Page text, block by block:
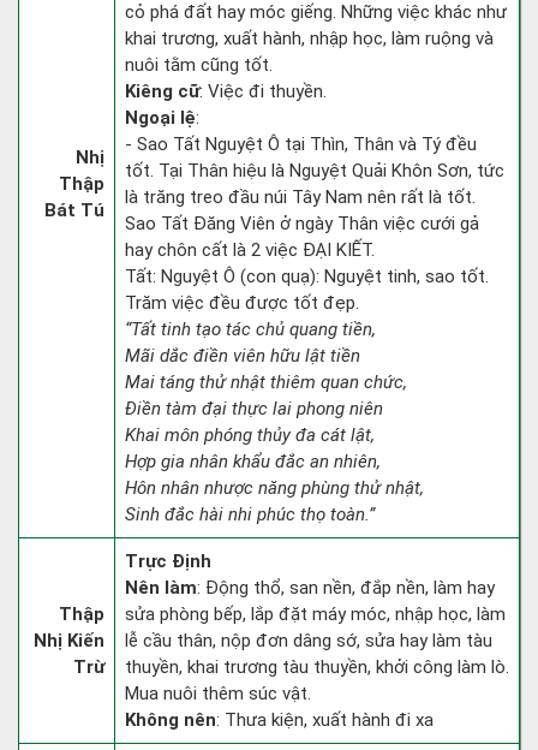
Nhị
Thập
Bát Tú
cỏ phá đất hay móc giếng. Những việc khác như
khai trương, xuất hành, nhập học, làm ruộng và
nuôi tằm cũng tốt.
Kiêng cữ: Việc đi thuyền.
Ngoại lệ:
- Sao Tất Nguyệt Ô tại Thìn, Thân và Tý đều
tốt. Tại Thân hiệu là Nguyệt Quải Khôn Sơn, tức
là trăng treo đầu núi Tây Nam nên rất là tốt.
Sao Tất Đăng Viên ở ngày Thân việc cưới gả
hay chôn cất là 2 việc ĐẠI KIẾT.
Tất: Nguyệt Ô (con quạ): Nguyệt tinh, sao tốt.
Trăm việc đều được tốt đẹp.
“Tất tinh tạo tác chủ quang tiền,
Mãi dắc điền viên hữu lật tiền
Mai táng thử nhật thiêm quan chức,
Điền tàm đại thực lai phong niên
Khai môn phóng thủy đa cát lật,
Hợp gia nhân khẩu đắc an nhiên,
Hôn nhân nhược năng phùng thử nhật,
Sinh đắc hài nhi phúc thọ toàn.”
Thập
Nhị Kiến
Trừ
Trực Định
Nên làm: Động thổ, san nền, đắp nền, làm hay
sửa phòng bếp, lắp đặt máy móc, nhập học, làm
lễ cầu thân, nộp đơn dâng sớ, sửa hay làm tàu
thuyền, khai trương tàu thuyền, khởi công làm lò.
Mua nuôi thêm súc vật.
Không nên: Thưa kiện, xuất hành đi xa